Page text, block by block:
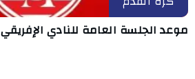
موعد الجلسة العامة للنادي الإفريقي